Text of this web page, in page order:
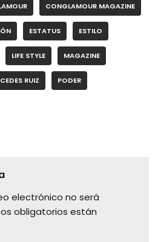
CONGLAMOUR MAGAZINE
ESTATUS ESTILO
LIFE STYLE MAGAZINE
RUIZ PODER
electrónico no será
obligatorios están